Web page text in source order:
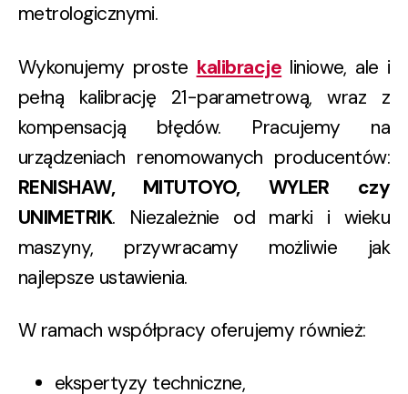
metrologicznymi.
Wykonujemy proste kalibracje liniowe, ale i
pełną kalibrację 21-parametrową, wraz z
kompensacją błędów. Pracujemy na
urządzeniach renomowanych producentów:
RENISHAW, MITUTOYO, WYLER czy
UNIMETRIK. Niezależnie od marki i wieku
maszyny, przywracamy możliwie jak
najlepsze ustawienia.
W ramach współpracy oferujemy również:
ekspertyzy techniczne,